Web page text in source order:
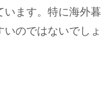
います。特に海外暮
のではないでしょ